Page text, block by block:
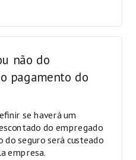
não do
pagamento do
se haverá um
do empregado
do seguro será custeado
empresa.